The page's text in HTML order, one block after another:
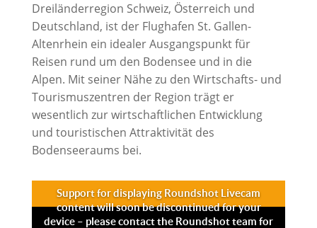
Dreiländerregion Schweiz, Österreich und
Deutschland, ist der Flughafen St. Gallen-
Altenrhein ein idealer Ausgangspunkt für
Reisen rund um den Bodensee und in die
Alpen. Mit seiner Nähe zu den Wirtschafts- und
Tourismuszentren der Region trägt er
wesentlich zur wirtschaftlichen Entwicklung
und touristischen Attraktivität des
Bodenseeraums bei.